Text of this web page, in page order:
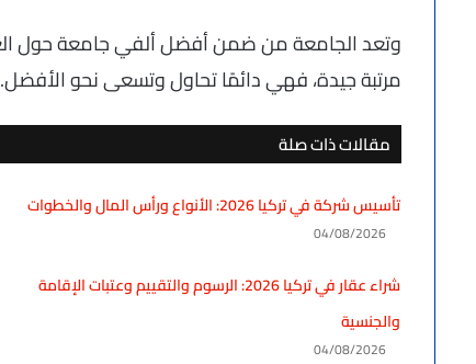
مرتبة جيدة، فهي دائمًا تحاول وتسعى نحو الأفضل.
مقالات ذات صلة
تأسيس شركة في تركيا 2026: الأنواع ورأس المال والخطوات
04/08/2026
شراء عقار في تركيا 2026: الرسوم والتقييم وعتبات الإقامة
والجنسية
04/08/2026